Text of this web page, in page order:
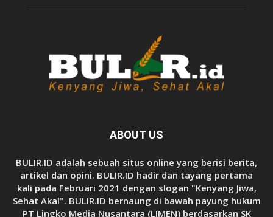
ABOUT US
BULIR.ID adalah sebuah situs online yang berisi berita,
artikel dan opini. BULIR.ID hadir dan tayang pertama
kali pada Februari 2021 dengan slogan "Kenyang Jiwa,
Sehat Akal". BULIR.ID bernaung di bawah payung hukum
PT Lingko Media Nusantara (LIMEN) berdasarkan SK